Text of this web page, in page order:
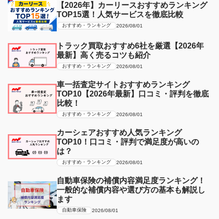
【2026年】カーリースおすすめランキング
TOP15選！人気サービスを徹底比較
おすすめ・ランキング 2026/08/01
トラック買取おすすめ6社を厳選【2026年
最新】高く売るコツも紹介
おすすめ・ランキング 2026/08/01
車一括査定サイトおすすめランキング
TOP10【2026年最新】口コミ・評判を徹底
比較！
おすすめ・ランキング 2026/08/01
カーシェアおすすめ人気ランキング
TOP10！口コミ・評判で満足度が高いの
は？
おすすめ・ランキング 2026/08/01
自動車保険の補償内容満足度ランキング！
一般的な補償内容や選び方の基本も解説し
ます
自動車保険 2026/08/01